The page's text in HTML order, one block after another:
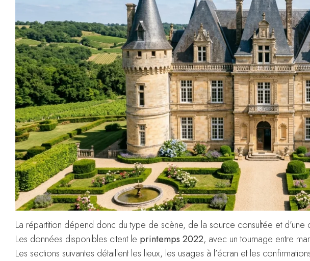
La répartition dépend donc du type de scène, de la source consultée et
Les données disponibles citent le printemps 2022, avec un tournage entre
Les sections suivantes détaillent les lieux, les usages à l’écran et les